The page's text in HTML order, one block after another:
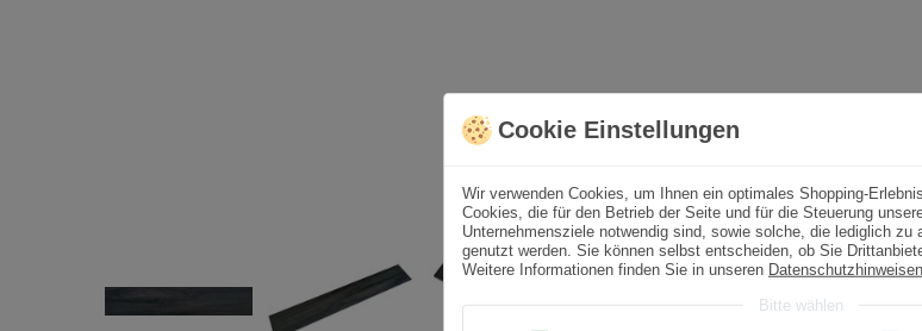
Cookie Einstellungen
Wir verwenden Cookies, um Ihnen ein optimales Shopping-
Cookies, die für den Betrieb der Seite und für die Steuerung
Unternehmensziele notwendig sind, sowie solche, die lediglich
genutzt werden. Sie können selbst entscheiden, ob Sie
Weitere Informationen finden Sie in unseren Datenschutzhinweisen
Bitte wählen